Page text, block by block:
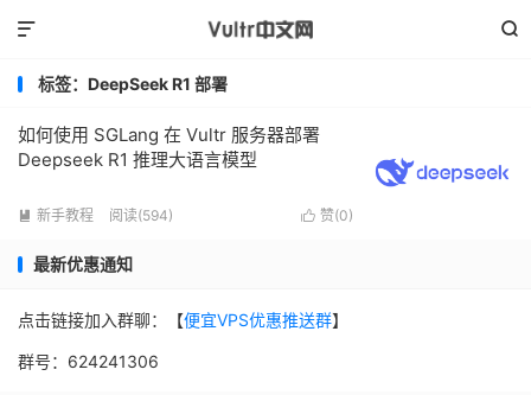


标签：DeepSeek R1 部署
如何使用 SGLang 在 Vultr 服务器部署
Deepseek R1 推理大语言模型
 新手教程 阅读(594)  赞(0)
最新优惠通知
点击链接加入群聊：【便宜VPS优惠推送群】
群号：624241306